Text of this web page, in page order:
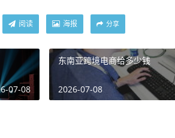
阅读 海报 分享
07-08
东南亚跨境电商给多少钱
2026-07-08